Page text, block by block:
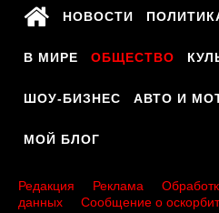
НОВОСТИ
В МИРЕ ОБЩЕСТВО
ШОУ-БИЗНЕС АВТО И
МОЙ БЛОГ
Редакция Реклама
данных
Сообщение о